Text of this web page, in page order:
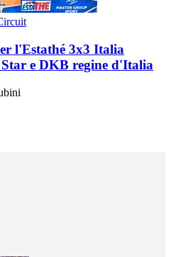
l'Estathé 3x3 Italia
e DKB regine d'Italia